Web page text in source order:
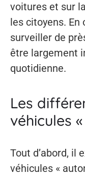
voitures et sur
les citoyens. En
surveiller de
être largement
quotidienne.
Les
véhicules
Tout d’abord, il
véhicules «